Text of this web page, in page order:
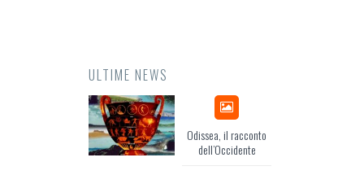
ULTIME NEWS
Odissea, il racconto
dell’Occidente